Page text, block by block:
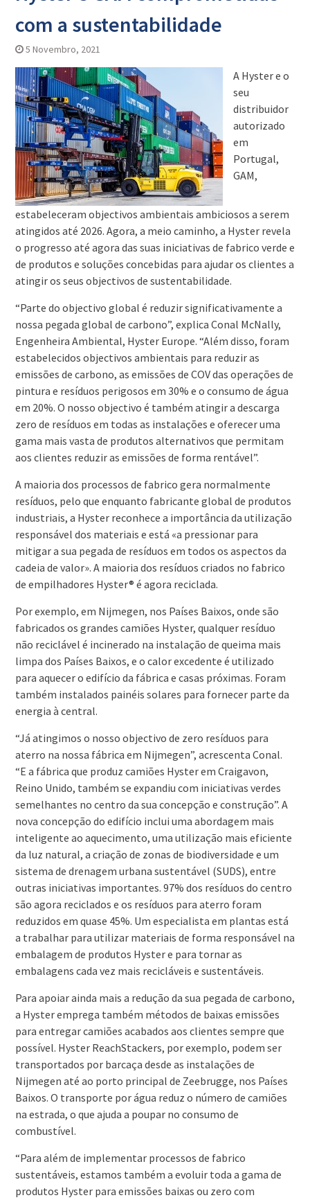
com a sustentabilidade
5 Novembro, 2021
A Hyster e o
seu
distribuidor
autorizado
em
Portugal,
GAM,
estabeleceram objectivos ambientais ambiciosos a serem
atingidos até 2026. Agora, a meio caminho, a Hyster revela
o progresso até agora das suas iniciativas de fabrico verde e
de produtos e soluções concebidas para ajudar os clientes a
atingir os seus objectivos de sustentabilidade.
“Parte do objectivo global é reduzir significativamente a
nossa pegada global de carbono”, explica Conal McNally,
Engenheira Ambiental, Hyster Europe. “Além disso, foram
estabelecidos objectivos ambientais para reduzir as
emissões de carbono, as emissões de COV das operações de
pintura e resíduos perigosos em 30% e o consumo de água
em 20%. O nosso objectivo é também atingir a descarga
zero de resíduos em todas as instalações e oferecer uma
gama mais vasta de produtos alternativos que permitam
aos clientes reduzir as emissões de forma rentável”.
A maioria dos processos de fabrico gera normalmente
resíduos, pelo que enquanto fabricante global de produtos
industriais, a Hyster reconhece a importância da utilização
responsável dos materiais e está «a pressionar para
mitigar a sua pegada de resíduos em todos os aspectos da
cadeia de valor». A maioria dos resíduos criados no fabrico
de empilhadores Hyster® é agora reciclada.
Por exemplo, em Nijmegen, nos Países Baixos, onde são
fabricados os grandes camiões Hyster, qualquer resíduo
não reciclável é incinerado na instalação de queima mais
limpa dos Países Baixos, e o calor excedente é utilizado
para aquecer o edifício da fábrica e casas próximas. Foram
também instalados painéis solares para fornecer parte da
energia à central.
“Já atingimos o nosso objectivo de zero resíduos para
aterro na nossa fábrica em Nijmegen”, acrescenta Conal.
“E a fábrica que produz camiões Hyster em Craigavon,
Reino Unido, também se expandiu com iniciativas verdes
semelhantes no centro da sua concepção e construção”. A
nova concepção do edifício inclui uma abordagem mais
inteligente ao aquecimento, uma utilização mais eficiente
da luz natural, a criação de zonas de biodiversidade e um
sistema de drenagem urbana sustentável (SUDS), entre
outras iniciativas importantes. 97% dos resíduos do centro
são agora reciclados e os resíduos para aterro foram
reduzidos em quase 45%. Um especialista em plantas está
a trabalhar para utilizar materiais de forma responsável na
embalagem de produtos Hyster e para tornar as
embalagens cada vez mais recicláveis e sustentáveis.
Para apoiar ainda mais a redução da sua pegada de carbono,
a Hyster emprega também métodos de baixas emissões
para entregar camiões acabados aos clientes sempre que
possível. Hyster ReachStackers, por exemplo, podem ser
transportados por barcaça desde as instalações de
Nijmegen até ao porto principal de Zeebrugge, nos Países
Baixos. O transporte por água reduz o número de camiões
na estrada, o que ajuda a poupar no consumo de
combustível.
“Para além de implementar processos de fabrico
sustentáveis, estamos também a evoluir toda a gama de
produtos Hyster para emissões baixas ou zero com